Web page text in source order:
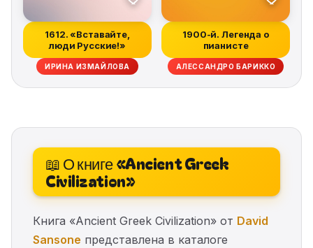
1612. «Вставайте,
люди Русские!»
ИРИНА ИЗМАЙЛОВА
1900-й. Легенда о
пианисте
АЛЕССАНДРО БАРИККО
📖 О книге «Ancient Greek
Civilization»
Книга «Ancient Greek Civilization» от David
Sansone представлена в каталоге